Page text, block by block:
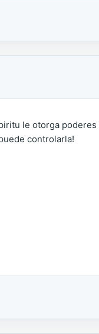
le otorga
controlarla!